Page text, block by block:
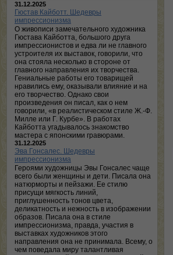
31.12.2025
Гюстав Кайботт. Шедевры
импрессионизма
О живописи замечательного художника
Гюстава Кайботта, большого друга
импрессионистов и едва ли не главного
устроителя их выставок, говорили, что
она стояла несколько в стороне от
главного направления их творчества.
Гениальные работы его товарищей
нравились ему, оказывали влияние и на
его творчество. Однако свои
произведения он писал, как о нем
говорили, «в реалистическом стиле Ж.-Ф.
Милле или Г. Курбе». В работах
Кайботта угадывалось знакомство
мастера с японскими гравюрами.
31.12.2025
Эва Гонсалес. Шедевры
импрессионизма
Героями художницы Эвы Гонсалес чаще
всего были женщины и дети. Писала она
натюрморты и пейзажи. Ее стилю
присущи мягкость линий,
приглушенность тонов цвета,
деликатность и нежность в изображении
образов. Писала она в стиле
импрессионизма, правда, участия в
выставках художников этого
направления она не принимала. Всему, о
чем поведала миру талантливая